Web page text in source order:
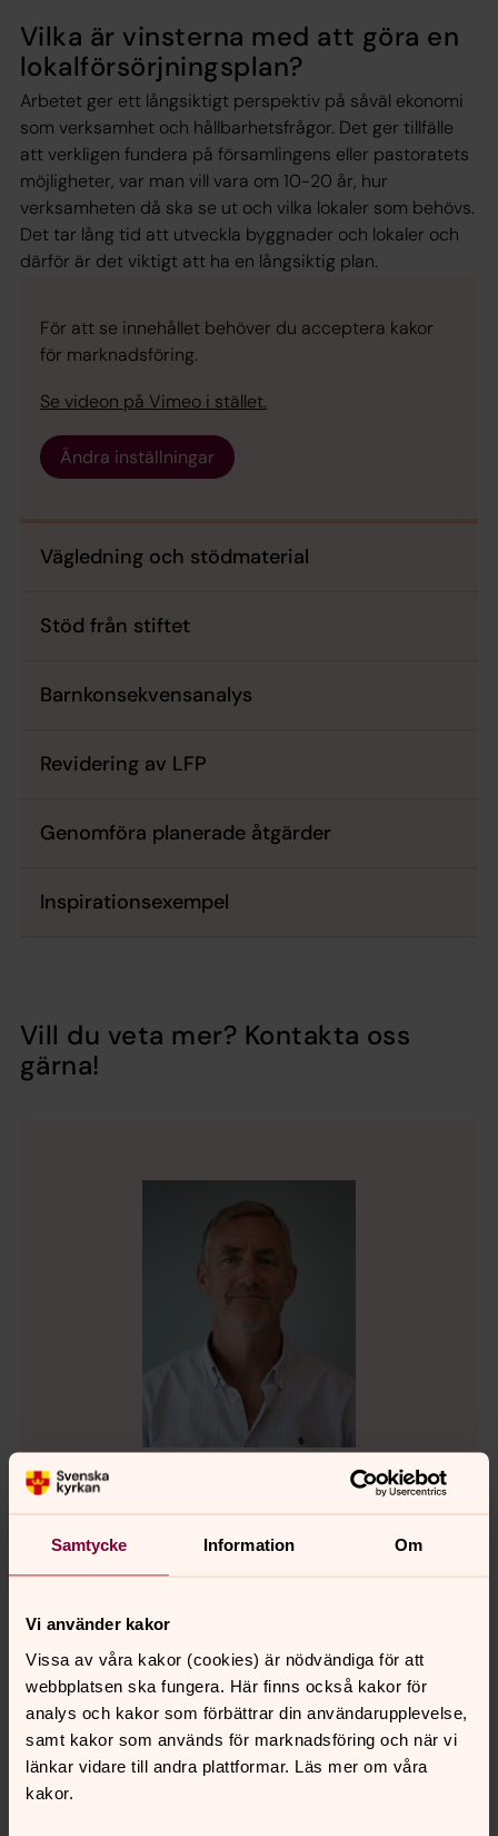
Samtycke Information Om
Vi använder kakor
Vissa av våra kakor (cookies) är nödvändiga för att
webbplatsen ska fungera. Här finns också kakor för
analys och kakor som förbättrar din användarupplevelse,
samt kakor som används för marknadsföring och när vi
länkar vidare till andra plattformar. Läs mer om våra
kakor.
Vilka är vinsterna med att göra en
lokalförsörjningsplan?
Arbetet ger ett långsiktigt perspektiv på såväl ekonomi
som verksamhet och hållbarhetsfrågor. Det ger tillfälle
att verkligen fundera på församlingens eller pastoratets
möjligheter, var man vill vara om 10-20 år, hur
verksamheten då ska se ut och vilka lokaler som behövs.
Det tar lång tid att utveckla byggnader och lokaler och
därför är det viktigt att ha en långsiktig plan.
För att se innehållet behöver du acceptera kakor
för marknadsföring.
Se videon på Vimeo i stället.
Ändra inställningar
Vägledning och stödmaterial
Stöd från stiftet
Barnkonsekvensanalys
Revidering av LFP
Genomföra planerade åtgärder
Inspirationsexempel
Vill du veta mer? Kontakta oss
gärna!
Johan Södergren
Fastighetsförvaltare, Fastighet och Kulturarv,
Göteborgs stift
Direkt:031-771 29 57